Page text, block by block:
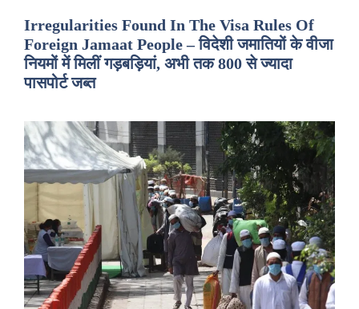
Irregularities Found In The Visa Rules Of
Foreign Jamaat People – विदेशी जमातियों के वीजा
नियमों में मिलीं गड़बड़ियां, अभी तक 800 से ज्यादा
पासपोर्ट जब्त